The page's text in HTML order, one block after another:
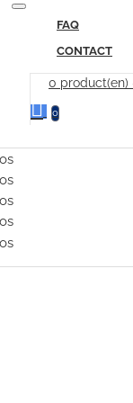
FAQ
CONTACT
0
0